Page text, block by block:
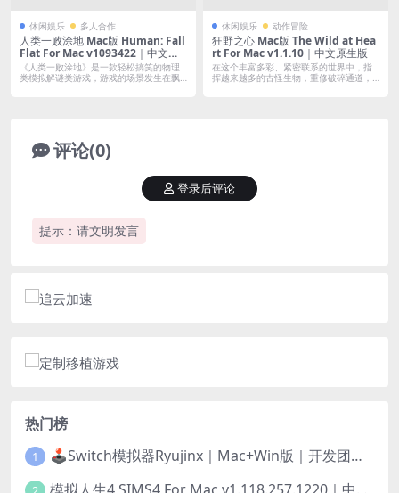
休闲娱乐 多人合作
人类一败涂地 Mac版 Human: Fall
Flat For Mac v1093422｜中文原
生版｜欢乐沙雕的多人合作解密游
戏
《人类一败涂地》是一款轻松搞笑的物理
类模拟解谜类游戏，游戏的场景发生在飘
休闲娱乐 动作冒险
狂野之心 Mac版 The Wild at Hea
rt For Mac v1.1.10｜中文原生版
在这个丰富多彩、紧密联系的世界中，指
挥越来越多的古怪生物，重修破碎通道，
评论(0)
提示：请文明发言
登录后评论
热门榜
1 🕹️Switch模拟器Ryujinx｜Mac+Win版｜开发团队已解散此乃最后的绝唱版本